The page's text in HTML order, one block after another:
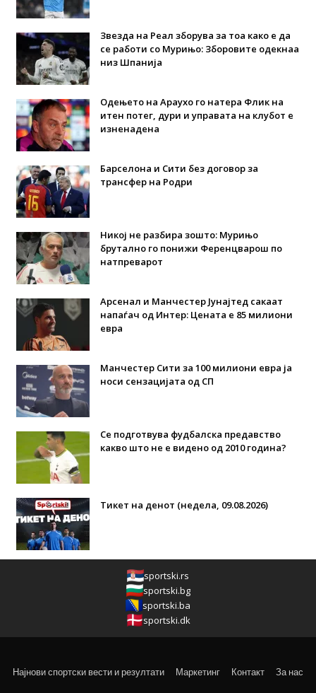
Звезда на Реал зборува за тоа како е да
се работи со Мурињо: Зборовите одекнаа
низ Шпанија
Одењето на Араухо го натера Флик на
итен потег, дури и управата на клубот е
изненадена
Барселона и Сити без договор за
трансфер на Родри
Никој не разбира зошто: Мурињо
брутално го понижи Ференцварош по
натпреварот
Арсенал и Манчестер Јунајтед сакаат
напаѓач од Интер: Цената е 85 милиони
евра
Манчестер Сити за 100 милиони евра ја
носи сензацијата од СП
Се подготвува фудбалска предавство
какво што не е видено од 2010 година?
Тикет на денот (недела, 09.08.2026)
sportski.rs
sportski.bg
sportski.ba
sportski.dk
Најнови спортски вести и резултати Маркетинг Контакт За нас